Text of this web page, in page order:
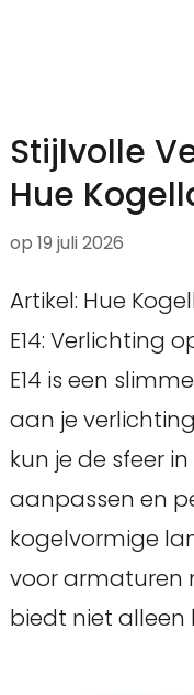
Stijlvolle
Hue
op 19 juli 2026
Artikel: Hue
E14: Verlichting
E14 is een
aan je
kun je de sfeer
aanpassen en
kogelvormige
voor armaturen
biedt niet alleen